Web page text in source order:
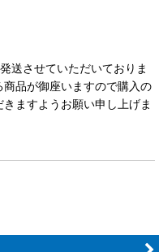
送させていただいておりま
品が御座いますので購入の
ますようお願い申し上げま